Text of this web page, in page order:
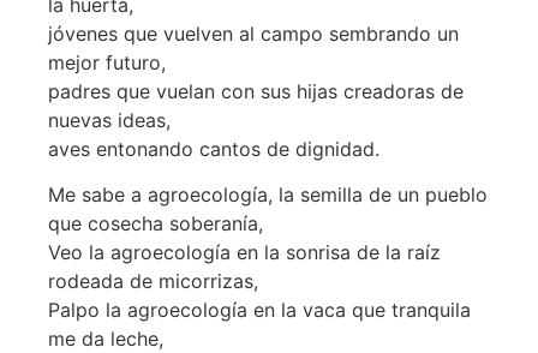
la huerta,
jóvenes que vuelven al campo sembrando un
mejor futuro,
padres que vuelan con sus hijas creadoras de
nuevas ideas,
aves entonando cantos de dignidad.
Me sabe a agroecología, la semilla de un pueblo
que cosecha soberanía,
Veo la agroecología en la sonrisa de la raíz
rodeada de micorrizas,
Palpo la agroecología en la vaca que tranquila
me da leche,